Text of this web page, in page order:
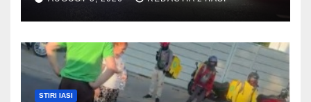
dubiță
STIRI IASI